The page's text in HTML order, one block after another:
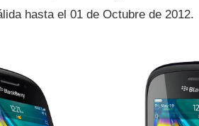
hasta el 01 de Octubre de 2012.